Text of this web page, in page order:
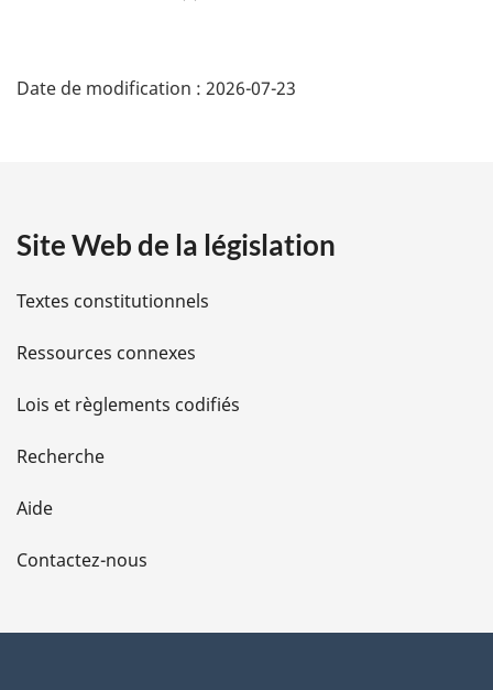
é
i
l
s
d
e
l
a
Date de modification : 2026-07-23
Site Web de la législation
Textes constitutionnels
Ressources connexes
Lois et règlements codifiés
Recherche
Aide
Contactez-nous